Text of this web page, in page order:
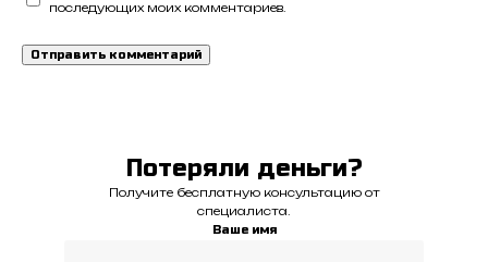
последующих моих комментариев.
Потеряли деньги?
Получите бесплатную консультацию от
специалиста.
Ваше имя